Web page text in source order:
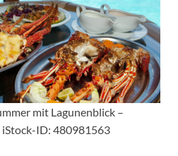
mit Lagunenblick –
ID: 480981563